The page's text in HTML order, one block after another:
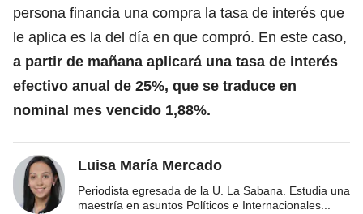
persona financia una compra la tasa de interés que
le aplica es la del día en que compró. En este caso,
a partir de mañana aplicará una tasa de interés
efectivo anual de 25%, que se traduce en
nominal mes vencido 1,88%.
Luisa María Mercado
Periodista egresada de la U. La Sabana. Estudia una
maestría en asuntos Políticos e Internacionales